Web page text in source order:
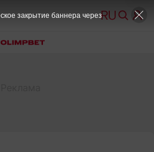
закрытие баннера через